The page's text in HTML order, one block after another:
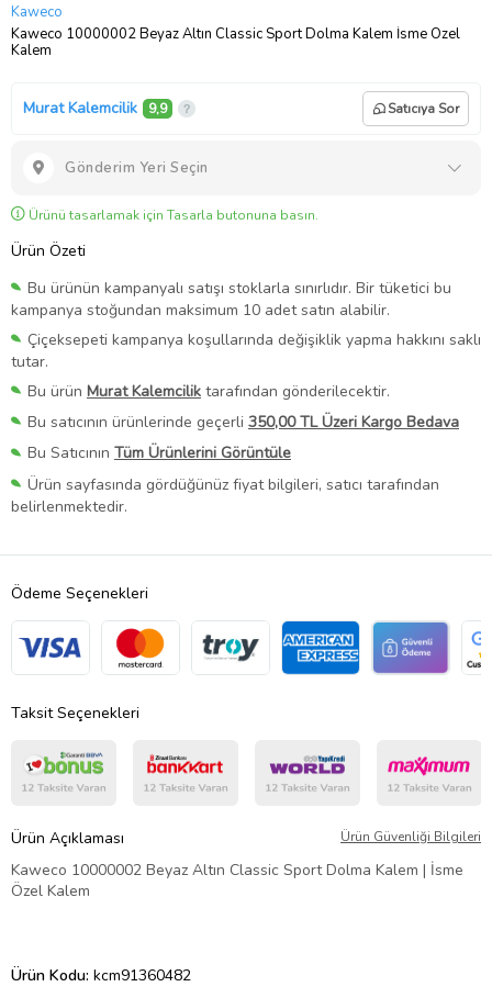
Kaweco
Kaweco 10000002 Beyaz Altın Classic Sport Dolma Kalem İsme Özel
Kalem
Murat Kalemcilik 9,9 Satıcıya Sor
Gönderim Yeri Seçin
Ürünü tasarlamak için Tasarla butonuna basın.
Ürün Özeti
Bu ürünün kampanyalı satışı stoklarla sınırlıdır. Bir tüketici bu
kampanya stoğundan maksimum 10 adet satın alabilir.
Çiçeksepeti kampanya koşullarında değişiklik yapma hakkını saklı
tutar.
Bu ürün Murat Kalemcilik tarafından gönderilecektir.
Bu satıcının ürünlerinde geçerli 350,00 TL Üzeri Kargo Bedava
Bu Satıcının Tüm Ürünlerini Görüntüle
Ürün sayfasında gördüğünüz fiyat bilgileri, satıcı tarafından
belirlenmektedir.
Ödeme Seçenekleri
Taksit Seçenekleri
Ürün Açıklaması Ürün Güvenliği Bilgileri
Kaweco 10000002 Beyaz Altın Classic Sport Dolma Kalem | İsme
Özel Kalem
Ürün Kodu: kcm91360482